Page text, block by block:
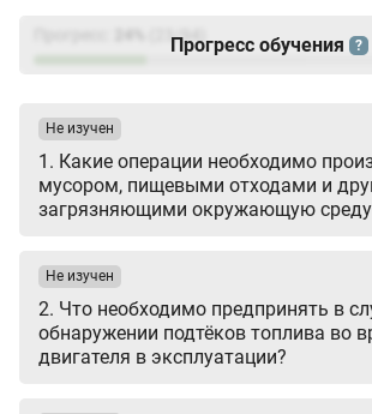
23/94)
Прогресс обучения ?
1. Какие операции необходимо
мусором, пищевыми отходами и
загрязняющими окружающую
Не изучен
2. Что необходимо предпринять в
обнаружении подтёков топлива во
двигателя в эксплуатации?
Не изучен